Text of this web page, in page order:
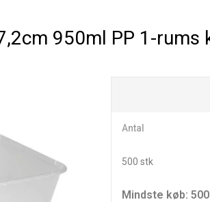
950ml PP 1-rums
Antal
500 stk
Mindste køb: